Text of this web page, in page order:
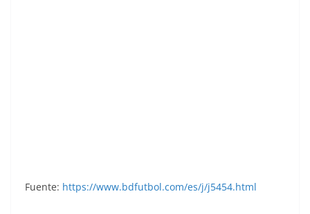
Fuente: https://www.bdfutbol.com/es/j/j5454.html